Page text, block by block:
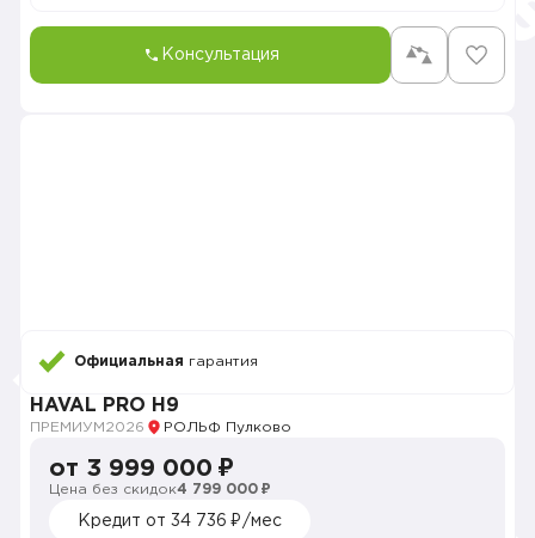
Консультация
Официальная гарантия
HAVAL PRO H9
ПРЕМИУМ 2026 РОЛЬФ Пулково
от 3 999 000 ₽
Цена без скидок4 799 000 ₽
Кредит от 34 736 ₽/мес